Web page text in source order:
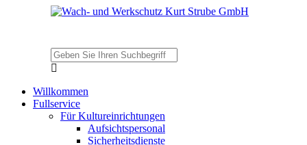
Willkommen
Fullservice
Für Kultureinrichtungen
Aufsichtspersonal
Sicherheitsdienste